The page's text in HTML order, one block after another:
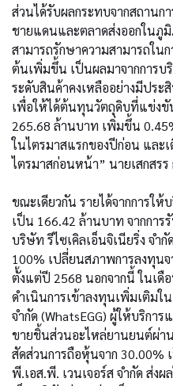
ส่วนได้รับผลกระทบจากสถาน
ชายแดนและตลาดส่งออกในภู
สามารถรักษาความสามารถใน
ต้นเพิ่มขึ้น เป็นผลมาจากการ
ระดับสินค้าคงเหลืออย่างมีประ
เพื่อให้ได้ต้นทุนวัตถุดิบที่แข่งขั
265.68 ล้านบาท เพิ่มขึ้น
ในไตรมาสแรกของปีก่อน และ
ไตรมาสก่อนหน้า” นายเสกสรร
ขณะเดียวกัน รายได้จากการให้
เป็น 166.42 ล้านบาท จากการ
บริษัท รีไซเคิลเอ็นจิเนียริ่ง จำ
100% เปลี่ยนสภาพการลงทุน
ตั้งแต่ปี 2568 นอกจากนี้ ในเดื
ดำเนินการเข้าลงทุนเพิ่มเติมใ
จำกัด (WhatsEGG) ผู้ให้บริกา
ขายชิ้นส่วนอะไหล่ยานยนต์ผ่า
สัดส่วนการถือหุ้นจาก 30.00%
พี.เอส.พี. เวนเจอร์ส จำกัด ส่ง